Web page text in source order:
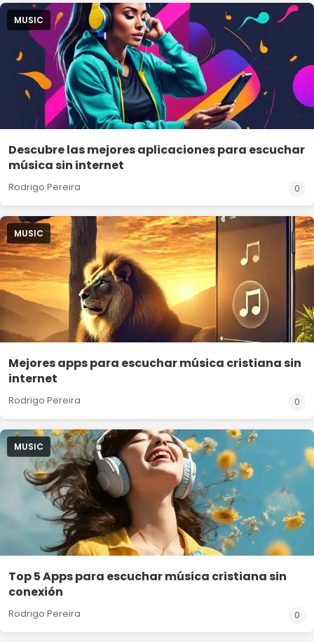
MUSIC
Descubre las mejores aplicaciones para escuchar
música sin internet
Rodrigo Pereira 0
MUSIC
Mejores apps para escuchar música cristiana sin
internet
Rodrigo Pereira 0
MUSIC
Top 5 Apps para escuchar música cristiana sin
conexión
Rodrigo Pereira 0